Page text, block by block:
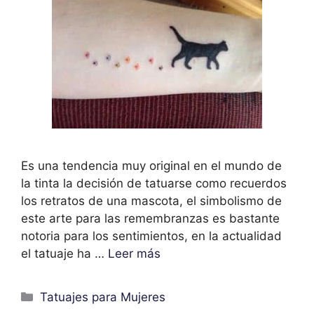
Es una tendencia muy original en el mundo de
la tinta la decisión de tatuarse como recuerdos
los retratos de una mascota, el simbolismo de
este arte para las remembranzas es bastante
notoria para los sentimientos, en la actualidad
el tatuaje ha … Leer más
Categorías
Tatuajes para Mujeres